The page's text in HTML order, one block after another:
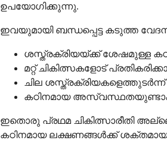
ഉപയോഗിക്കുന്നു.
ഇവയുമായി ബന്ധപ്പെട്ട കടുത്ത
ശസ്ത്രക്രിയയ്ക്ക് ശേഷമുള്ള
മറ്റ് ചികിത്സകളോട്
ചില
കഠിനമായ
ഇതൊരു പ്രഥമ ചികിത്സാരീതി
കഠിനമായ ലക്ഷണങ്ങൾക്ക്